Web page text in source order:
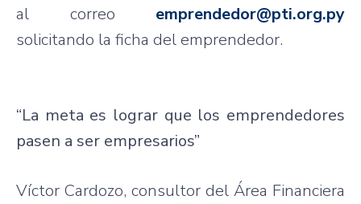
al correo
emprendedor@pti.org.py
solicitando la ficha delemprendedor.
“La meta es lograr que los emprendedores
pasen a ser empresarios”
Víctor Cardozo, consultor del Área Financiera